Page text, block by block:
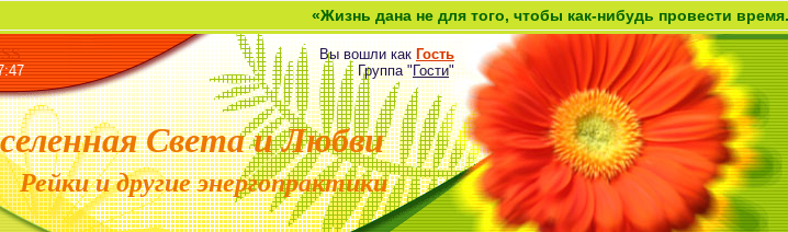
«Жизнь дана не для того, чтобы как-нибудь провести время. Она
Вы вошли как Гость
Группа"Гости"
Света и Любви
и другие энергопрактики